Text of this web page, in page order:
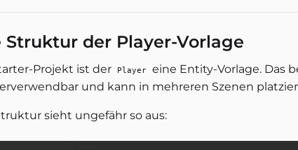
Struktur der Player-Vorlage
Projekt ist der Player eine Entity-Vorlage. Das
und kann in mehreren Szenen
sieht ungefähr so aus: